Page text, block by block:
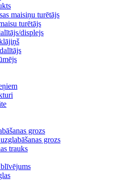
maisiņu turētājs
turētājs
displejs
grozs
grozs
trauks
blīvējums